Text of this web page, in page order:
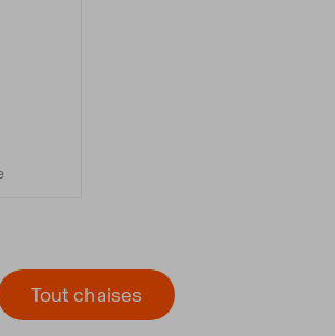
Tout chaises